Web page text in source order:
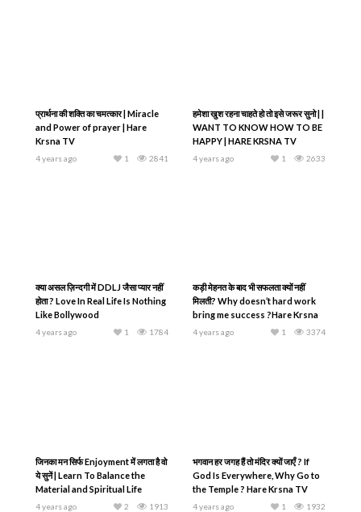
प्रार्थना की शक्ति का चमत्कार | Miracle
and Power of prayer | Hare
Krsna TV
4 years ago 2841
1
हमेशा खुश रहना चाहते हो तो इसे जरूर सुनो | |
WANT TO KNOW HOW TO BE
HAPPY | HARE KRSNA TV
4 years ago 2633
1
क्या असल ज़िन्दगी में DDLJ जैसा प्यार नहीं
होता ? Love In Real Life Is Nothing
Like Bollywood
4 years ago 1784
1
कड़ी मेहनत के बाद भी सफलता क्यों नहीं
मिलती? Why doesn’t hard work
bring me success ?Hare Krsna
TV
4 years ago 3374
1
जिनका मन सिर्फ Enjoyment में लगता है वो
ये सुनें | Learn To Balance the
Material and Spiritual Life
4 years ago 1913
2
भगवान हर जगह हैं तो मंदिर क्यों जाएँ ? If
God Is Everywhere, Why Go to
the Temple ? Hare Krsna TV
4 years ago 1932
1